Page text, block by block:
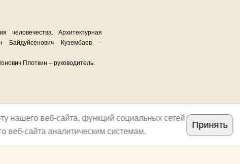
Архитектурная
Байдуйсенович Кузембаев –
Плоткин – руководитель.
нашего веб-сайта, функций социальных сетей
веб-сайта аналитическим системам.
Принять